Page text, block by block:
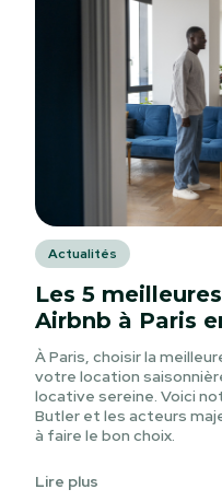
Actualités
Les 5
Airbnb à Paris
À Paris, choisir la
votre location
locative sereine. Voici
Butler et les acteurs
à faire le bon choix.
Lire plus